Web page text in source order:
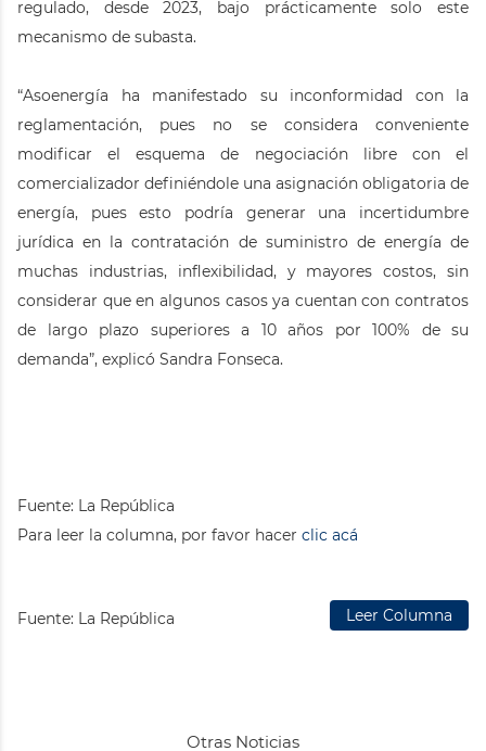
regulado, desde 2023, bajo prácticamente solo este
mecanismo de subasta.
“Asoenergía ha manifestado su inconformidad con la
reglamentación, pues no se considera conveniente
modificar el esquema de negociación libre con el
comercializador definiéndole una asignación obligatoria de
energía, pues esto podría generar una incertidumbre
jurídica en la contratación de suministro de energía de
muchas industrias, inflexibilidad, y mayores costos, sin
considerar que en algunos casos ya cuentan con contratos
de largo plazo superiores a 10 años por 100% de su
demanda”, explicó Sandra Fonseca.
Fuente: La República
Para leer la columna, por favor hacer clic acá
Fuente: La República Leer Columna
Otras Noticias